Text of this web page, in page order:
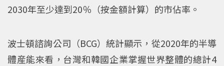
2030年至少達到20％（按金額計算）的市佔率。
波士頓諮詢公司（BCG）統計顯示，從2020年的半導
體産能來看，台灣和韓國企業掌握世界整體的總計4